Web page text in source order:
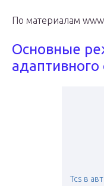
По материалам
Основные
адаптивного
Tcs в